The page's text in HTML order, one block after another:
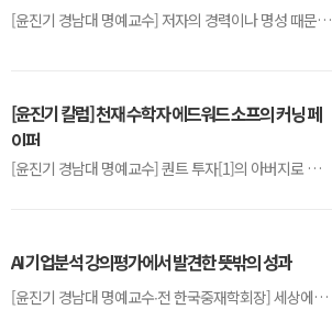
[윤진기 경남대 명예교수] 저자의 경력이나 명성 때문인지 2020년에 번역 출판된 《랜덤워크 투자수업》(A Random Walk Down Wall Street) 12판은 표지부터가 거창하다. ‘45년간 12번 개정하며 철저히 검증한 투자서’, ‘전문가 부럽지 않은 투자 감각을 길러주는 위대한 투자지침서’ 라는 은빛 광고문구로 독자를 유혹한다.[1] 출판 50주...
[윤진기 칼럼] 천재 수학자 에드워드 소프의 커닝 페
이퍼
[윤진기 경남대 명예교수] 퀀트 투자[1]의 아버지로 불리는 에드워드 소프(Edward O. Thorp)는 수학계에서 천재로 알려진 인물이다. 그는 수학자이지만, 투자 업계에도 여러 가지 흥미로운 일화를 남겼다.수학을 이용하여 카지노를 이길 수 있는지가 궁금했던 그는 동료 교수가 소개해 준 블랙잭(Blackjack) 전략의 핵심을 손바닥 크기의 종이에 요...
AI 기업분석 강의평가에서 발견한 뜻밖의 성과
[윤진기 경남대 명예교수∙전 한국중재학회장] 세상에는 우연처럼 보이지만 인류의 진보를 이끌어낸 사건들이 있다. 영국의 알렉산더 플레밍(Alexander Fleming)이 곰팡이 핀 페트리 접시(Petri dish)를 버리지 않고[1] 관찰해 페니실린을 발견한 것은 그 대표적 사례다. 무심히 지나쳤다면 결코 없었을 혁신이었다.지난 7월 5일, 필자가 개발한 기업...